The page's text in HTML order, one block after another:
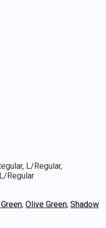
L/Regular,
Regular
, Olive Green, Shadow